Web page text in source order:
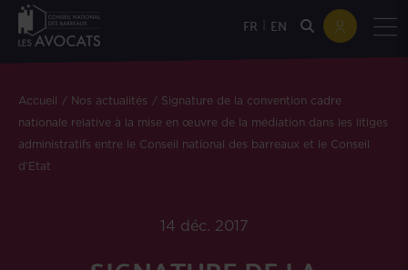
FR EN
Accueil Nos actualités
Signature de la convention cadre
nationale relative à la mise en œuvre de la médiation dans les litiges
administratifs entre le Conseil national des barreaux et le Conseil
d'Etat
14 déc. 2017